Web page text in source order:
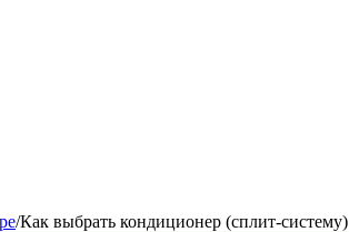
/Как выбрать кондиционер (сплит-систему)